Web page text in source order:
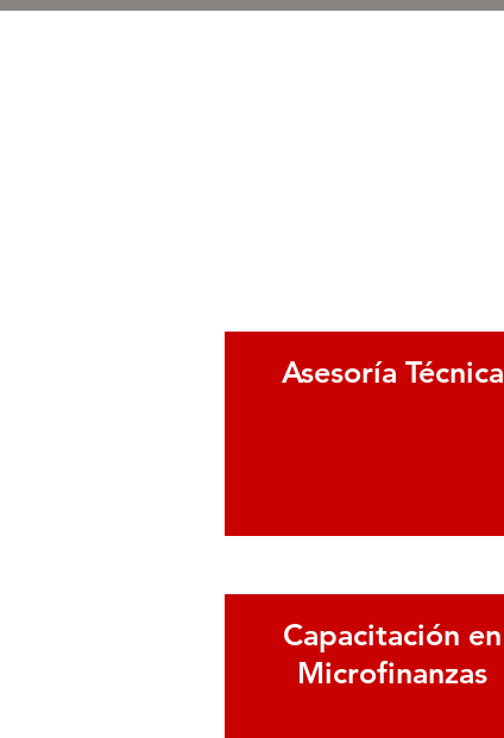
Asesoría Técnica
Capacitación en
Microfinanzas